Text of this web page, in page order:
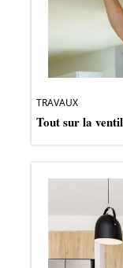
TRAVAUX
Tout sur la